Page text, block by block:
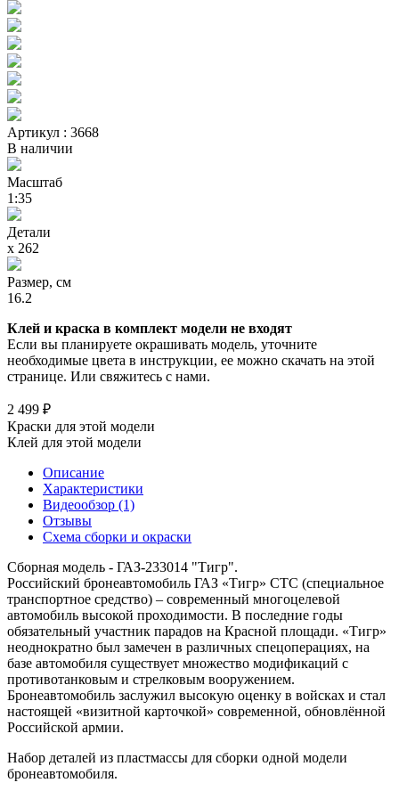
Артикул : 3668
В наличии
Масштаб
1:35
Детали
х 262
Размер, см
16.2
Клей и краска в комплект модели не входят
Если вы планируете окрашивать модель, уточните
необходимые цвета в инструкции, ее можно скачать на этой
странице. Или свяжитесь с нами.
2 499 ₽
Краски для этой модели
Клей для этой модели
Описание
Характеристики
Видеообзор (1)
Отзывы
Схема сборки и окраски
Сборная модель - ГАЗ-233014 "Тигр".
Российский бронеавтомобиль ГАЗ «Тигр» СТС (специальное
транспортное средство) – современный многоцелевой
автомобиль высокой проходимости. В последние годы
обязательный участник парадов на Красной площади. «Тигр»
неоднократно был замечен в различных спецоперациях, на
базе автомобиля существует множество модификаций с
противотанковым и стрелковым вооружением.
Бронеавтомобиль заслужил высокую оценку в войсках и стал
настоящей «визитной карточкой» современной, обновлённой
Российской армии.
Набор деталей из пластмассы для сборки одной модели
бронеавтомобиля.